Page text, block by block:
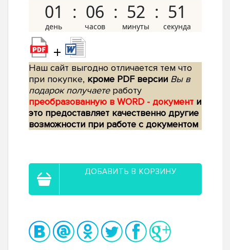
01 06 52 50
+
Наш сайт выгодно отличается тем что
при покупке, кроме PDF версии Вы в
подарок получаетеработу
преобразованную в WORD - документ и
это предоставляет качественно другие
возможности при работе с документом
ДОБАВИТЬ В КОРЗИНУ